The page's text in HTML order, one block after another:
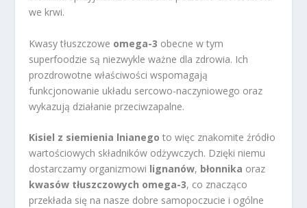
we krwi.
Kwasy tłuszczowe omega-3 obecne w tym
superfoodzie są niezwykle ważne dla zdrowia. Ich
prozdrowotne właściwości wspomagają
funkcjonowanie układu sercowo-naczyniowego oraz
wykazują działanie przeciwzapalne.
Kisiel z siemienia lnianego to więc znakomite źródło
wartościowych składników odżywczych. Dzięki niemu
dostarczamy organizmowi lignanów, błonnika oraz
kwasów tłuszczowych omega-3, co znacząco
przekłada się na nasze dobre samopoczucie i ogólne